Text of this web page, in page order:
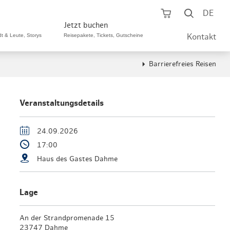
Sonntage
Schuhe, Schmuck
& Bistros A-Z
Originale
Restaurants
& Feinschmecker
günstig
& Leute, Storys
Jetzt buchen
Reisepakete, Tickets, Gutscheine
Reisepakete
Hamburg CARD
Gruppenreisen
Warenkorb
Suche
DE
Kontakt
Barrierefreies Reisen
Veranstaltungsdetails
24.09.2026
17:00
Haus des Gastes Dahme
Lage
An der Strandpromenade 15
23747 Dahme